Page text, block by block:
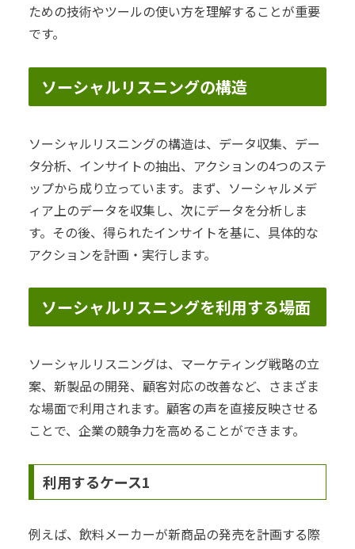
ための技術やツールの使い方を理解することが重要
です。
ソーシャルリスニングの構造
ソーシャルリスニングの構造は、データ収集、デー
タ分析、インサイトの抽出、アクションの4つのステ
ップから成り立っています。まず、ソーシャルメデ
ィア上のデータを収集し、次にデータを分析しま
す。その後、得られたインサイトを基に、具体的な
アクションを計画・実行します。
ソーシャルリスニングを利用する場面
ソーシャルリスニングは、マーケティング戦略の立
案、新製品の開発、顧客対応の改善など、さまざま
な場面で利用されます。顧客の声を直接反映させる
ことで、企業の競争力を高めることができます。
利用するケース1
例えば、飲料メーカーが新商品の発売を計画する際